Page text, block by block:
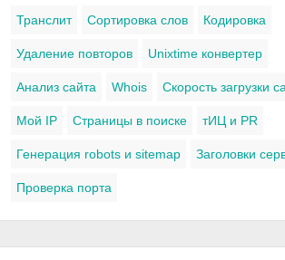
Транслит Сортировка слов Кодировка
Удаление повторов Unixtime конвертер
Анализ сайта Whois Скорость загрузки
Мой IP Страницы в поиске тИЦ и PR
Генерация robots и sitemap Заголовки
Проверка порта